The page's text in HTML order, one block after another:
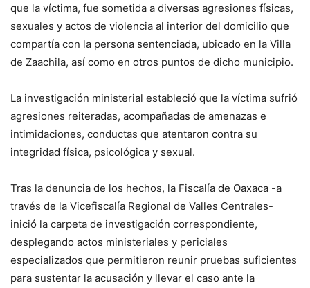
que la víctima, fue sometida a diversas agresiones físicas,
sexuales y actos de violencia al interior del domicilio que
compartía con la persona sentenciada, ubicado en la Villa
de Zaachila, así como en otros puntos de dicho municipio.
La investigación ministerial estableció que la víctima sufrió
agresiones reiteradas, acompañadas de amenazas e
intimidaciones, conductas que atentaron contra su
integridad física, psicológica y sexual.
Tras la denuncia de los hechos, la Fiscalía de Oaxaca -a
través de la Vicefiscalía Regional de Valles Centrales-
inició la carpeta de investigación correspondiente,
desplegando actos ministeriales y periciales
especializados que permitieron reunir pruebas suficientes
para sustentar la acusación y llevar el caso ante la